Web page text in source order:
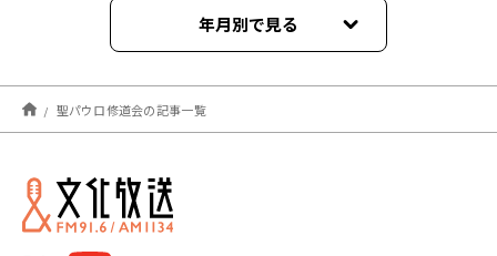
年月別で見る
2023年04月
2023年03月
2023年02月
聖パウロ修道会の記事一覧